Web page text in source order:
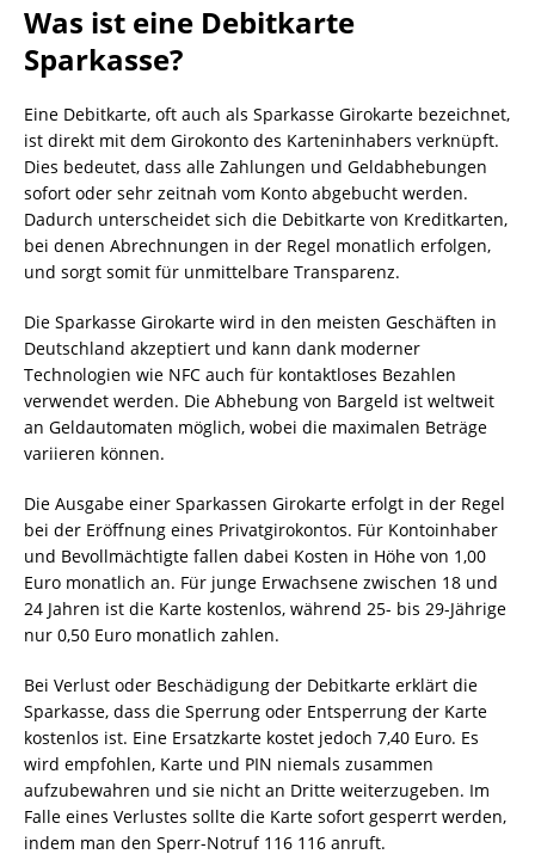
Was ist eine Debitkarte
Sparkasse?
Eine Debitkarte, oft auch als Sparkasse Girokarte bezeichnet,
ist direkt mit dem Girokonto des Karteninhabers verknüpft.
Dies bedeutet, dass alle Zahlungen und Geldabhebungen
sofort oder sehr zeitnah vom Konto abgebucht werden.
Dadurch unterscheidet sich die Debitkarte von Kreditkarten,
bei denen Abrechnungen in der Regel monatlich erfolgen,
und sorgt somit für unmittelbare Transparenz.
Die Sparkasse Girokarte wird in den meisten Geschäften in
Deutschland akzeptiert und kann dank moderner
Technologien wie NFC auch für kontaktloses Bezahlen
verwendet werden. Die Abhebung von Bargeld ist weltweit
an Geldautomaten möglich, wobei die maximalen Beträge
variieren können.
Die Ausgabe einer Sparkassen Girokarte erfolgt in der Regel
bei der Eröffnung eines Privatgirokontos. Für Kontoinhaber
und Bevollmächtigte fallen dabei Kosten in Höhe von 1,00
Euro monatlich an. Für junge Erwachsene zwischen 18 und
24 Jahren ist die Karte kostenlos, während 25- bis 29-Jährige
nur 0,50 Euro monatlich zahlen.
Bei Verlust oder Beschädigung der Debitkarte erklärt die
Sparkasse, dass die Sperrung oder Entsperrung der Karte
kostenlos ist. Eine Ersatzkarte kostet jedoch 7,40 Euro. Es
wird empfohlen, Karte und PIN niemals zusammen
aufzubewahren und sie nicht an Dritte weiterzugeben. Im
Falle eines Verlustes sollte die Karte sofort gesperrt werden,
indem man den Sperr-Notruf 116 116 anruft.